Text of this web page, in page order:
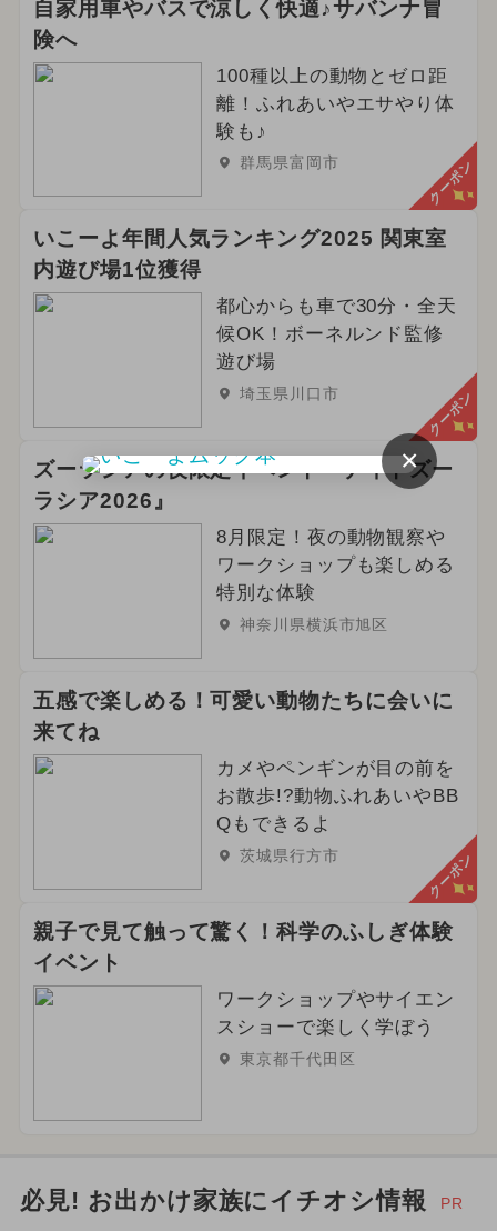
自家用車やバスで涼しく快適♪サバンナ冒
険へ
100種以上の動物とゼロ距
離！ふれあいやエサやり体
験も♪
群馬県富岡市 クーポン
いこーよ年間人気ランキング2025 関東室
内遊び場1位獲得
都心からも車で30分・全天
候OK！ボーネルンド監修
遊び場
埼玉県川口市 クーポン
ズーラシアの夜限定イベント『ナイトズー
ラシア2026』
8月限定！夜の動物観察や
ワークショップも楽しめる
特別な体験
神奈川県横浜市旭区
五感で楽しめる！可愛い動物たちに会いに
来てね
カメやペンギンが目の前を
お散歩!?動物ふれあいやBB
Qもできるよ
茨城県行方市 クーポン
親子で見て触って驚く！科学のふしぎ体験
イベント
ワークショップやサイエン
スショーで楽しく学ぼう
東京都千代田区
必見! お出かけ家族にイチオシ情報 PR
×